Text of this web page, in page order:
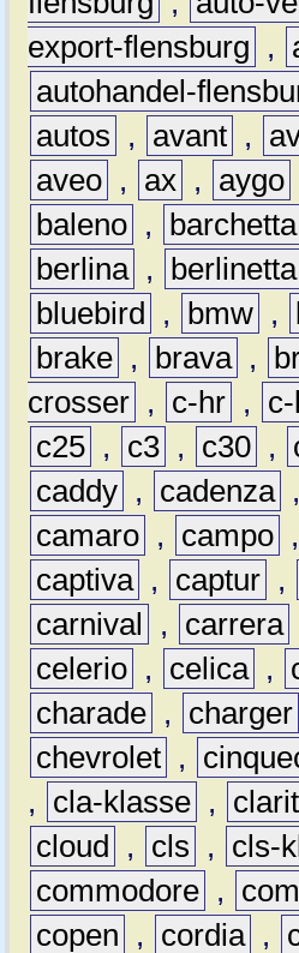
export-flensburg
,
autohandel-
autos
, avant ,
aveo , ax , aygo
baleno , barchetta
berlina , berlinetta
bluebird
, bmw ,
brake , brava ,
crosser , c-hr ,
c25 , c3 , c30 ,
caddy , cadenza ,
camaro , campo ,
captiva , captur ,
carnival
, carrera
celerio , celica ,
charade , charger
chevrolet ,
,
cla-klasse ,
cloud
, cls , cls-
commodore ,
copen
, cordia ,